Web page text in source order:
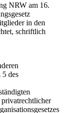
NRW am 16.
in den
schriftlich
des